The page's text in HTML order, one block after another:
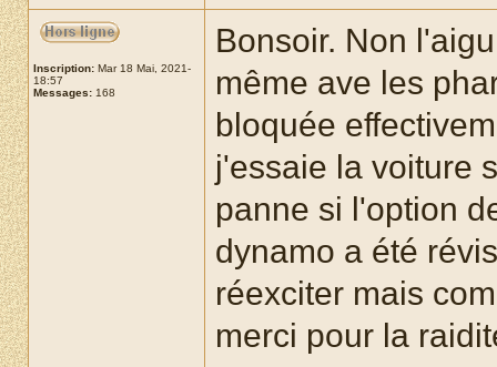
Inscription: Mar 18 Mai, 2021-
18:57
Messages: 168
Bonsoir. Non
même ave les
bloquée
j'essaie la voiture
panne si l'option
dynamo a été
réexciter mais
merci pour la